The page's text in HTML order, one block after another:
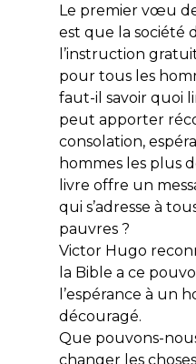
Le premier vœu
est que la société
l’instruction
pour tous les
faut-il savoir quoi
peut apporter
consolation,
hommes les plus
livre offre un
qui s’adresse à
pauvres ?
Victor Hugo
la Bible a ce
l’espérance à un
découragé.
Que pouvons-
changer les